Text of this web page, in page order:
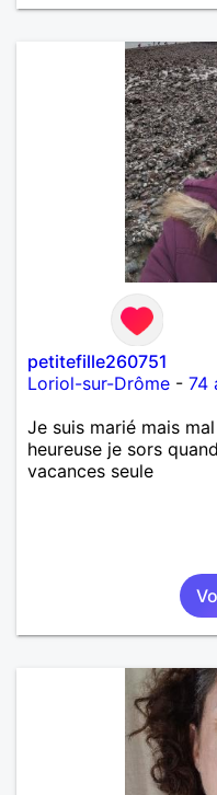
petitefille260751
Loriol-sur-Drôme - 74
Je suis marié mais
heureuse je sors
vacances seule